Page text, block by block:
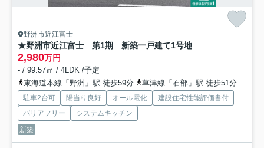
野洲市近江富士
★野洲市近江富士 第1期 新築一戸建て1号地
2,980万円
- / 99.57㎡ / 4LDK /予定
東海道本線「野洲」駅 徒歩59分
草津線「石部」駅 徒歩51分
駐車2台可 陽当り良好 オール電化
建設住宅性能評価書付
バリアフリー
システムキッチン
新築